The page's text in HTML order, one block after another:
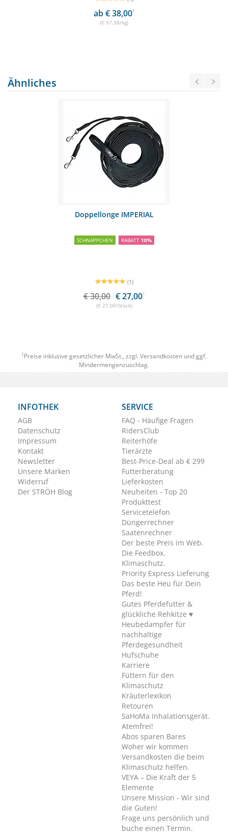
ab € 38,001
(€ 97,38/kg)
Ähnliches
Doppellonge IMPERIAL
SCHNÄPPCHEN RABATT 10%
(1)
€ 30,00 € 27,001
(€ 27,00/Stück)
1 Preise inklusive gesetzlicher MwSt., zzgl. Versandkosten und ggf.
Mindermengenzuschlag.
INFOTHEK
AGB
Datenschutz
Impressum
Kontakt
Newsletter
Unsere Marken
Widerruf
Der STRÖH Blog
SERVICE
FAQ - Häufige Fragen
RidersClub
Reiterhöfe
Tierärzte
Best-Price-Deal ab € 299
Futterberatung
Lieferkosten
Neuheiten - Top 20
Produkttest
Servicetelefon
Düngerrechner
Saatenrechner
Der beste Preis im Web.
Die Feedbox.
Klimaschutz.
Priority Express Lieferung
Das beste Heu für Dein
Pferd!
Gutes Pferdefutter &
glückliche Rehkitze ♥
Heubedampfer für
nachhaltige
Pferdegesundheit
Hufschuhe
Karriere
Füttern für den
Klimaschutz
Kräuterlexikon
Retouren
SaHoMa Inhalationsgerät.
Atemfrei!
Abos sparen Bares
Woher wir kommen
Versandkosten die beim
Klimaschutz helfen.
VEYA – Die Kraft der 5
Elemente
Unsere Mission - Wir sind
die Guten!
Frage uns persönlich und
buche einen Termin.